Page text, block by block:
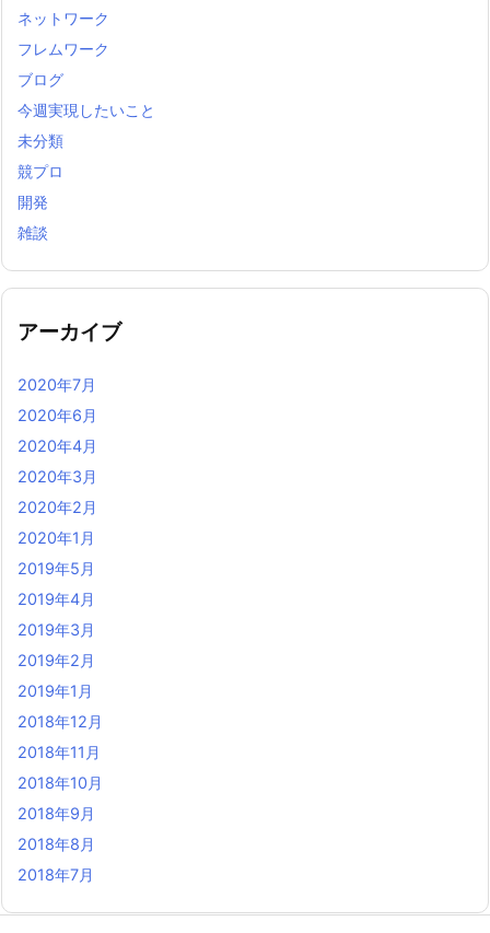
ネットワーク
フレムワーク
ブログ
今週実現したいこと
未分類
競プロ
開発
雑談
アーカイブ
2020年7月
2020年6月
2020年4月
2020年3月
2020年2月
2020年1月
2019年5月
2019年4月
2019年3月
2019年2月
2019年1月
2018年12月
2018年11月
2018年10月
2018年9月
2018年8月
2018年7月